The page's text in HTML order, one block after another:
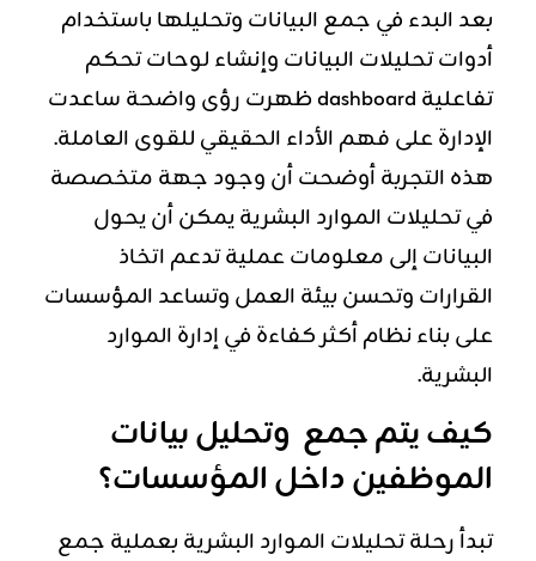
بعد البدء في جمع البيانات وتحليلها باستخدام
أدوات تحليلات البيانات وإنشاء لوحات تحكم
تفاعلية dashboard ظهرت رؤى واضحة ساعدت
الإدارة على فهم الأداء الحقيقي للقوى العاملة.
هذه التجربة أوضحت أن وجود جهة متخصصة
في تحليلات الموارد البشرية يمكن أن يحول
البيانات إلى معلومات عملية تدعم اتخاذ
القرارات وتحسن بيئة العمل وتساعد المؤسسات
على بناء نظام أكثر كفاءة في إدارة الموارد
البشرية.
كيف يتم جمع وتحليل بيانات
الموظفين داخل المؤسسات؟
تبدأ رحلة تحليلات الموارد البشرية بعملية جمع